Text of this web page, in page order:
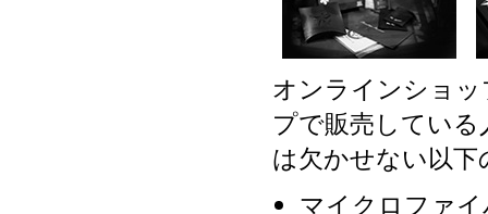
オンラインショ
プで販売してい
は欠かせない以
マイクロファ